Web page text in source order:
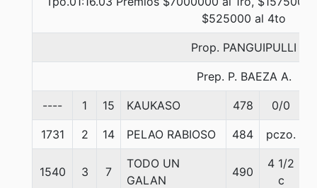
$525000 al 4to
Prop. PANGUIPULLI
Prep. P. BAEZA A.
---- 1 15 KAUKASO 478 0/0
1731 2 14 PELAO RABIOSO 484 pczo.
1540 3 7
TODO UN
GALAN
490
4 1/2
c